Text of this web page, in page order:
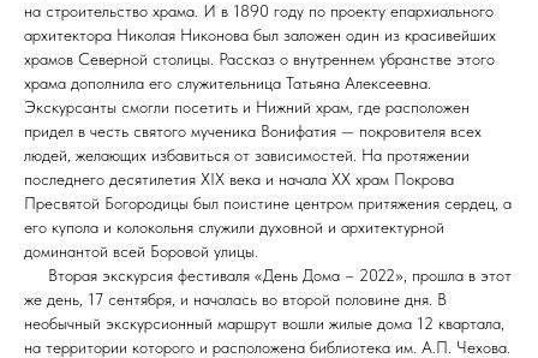
на строительство храма. И в 1890 году по проекту епархиального
архитектора Николая Никонова был заложен один из красивейших
храмов Северной столицы. Рассказ о внутреннем убранстве этого
храма дополнила его служительница Татьяна Алексеевна.
Экскурсанты смогли посетить и Нижний храм, где расположен
придел в честь святого мученика Вонифатия — покровителя всех
людей, желающих избавиться от зависимостей. На протяжении
последнего десятилетия XIX века и начала ХХ храм Покрова
Пресвятой Богородицы был поистине центром притяжения сердец, а
его купола и колокольня служили духовной и архитектурной
доминантой всей Боровой улицы.
Вторая экскурсия фестиваля «День Дома – 2022», прошла в этот
же день, 17 сентября, и началась во второй половине дня. В
необычный экскурсионный маршрут вошли жилые дома 12 квартала,
на территории которого и расположена библиотека им. А.П. Чехова.